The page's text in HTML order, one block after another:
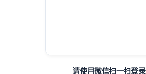
请使用微信扫一扫登录